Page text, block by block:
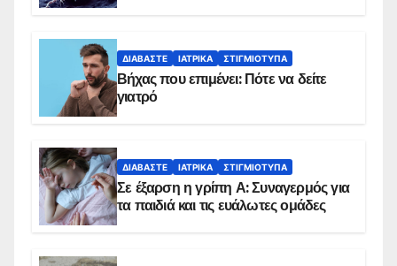
ΔΙΑΒΆΣΤΕ ΙΑΤΡΙΚΆ ΣΤΙΓΜΙΌΤΥΠΑ
Βήχας που επιμένει: Πότε να δείτε
γιατρό
ΔΙΑΒΆΣΤΕ ΙΑΤΡΙΚΆ ΣΤΙΓΜΙΌΤΥΠΑ
Σε έξαρση η γρίπη Α: Συναγερμός για
τα παιδιά και τις ευάλωτες ομάδες